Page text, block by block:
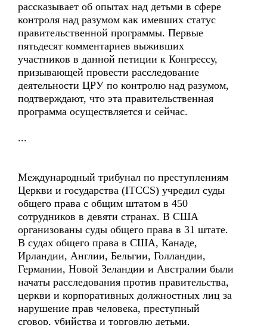
рассказывает об опытах над детьми в сфере
контроля над разумом как имевших статус
правительственной программы. Первые
пятьдесят комментариев выживших
участников в данной петиции к Конгрессу,
призывающей провести расследование
деятельности ЦРУ по контролю над разумом,
подтверждают, что эта правительственная
программа осуществляется и сейчас.
...
Международный трибунал по преступлениям
Церкви и государства (ITCCS) учредил суды
общего права с общим штатом в 450
сотрудников в девяти странах. В США
организованы суды общего права в 31 штате.
В судах общего права в США, Канаде,
Ирландии, Англии, Бельгии, Голландии,
Германии, Новой Зеландии и Австралии были
начаты расследования против правительства,
церкви и корпоративных должностных лиц за
нарушение прав человека, преступный
сговор, убийства и торговлю детьми.